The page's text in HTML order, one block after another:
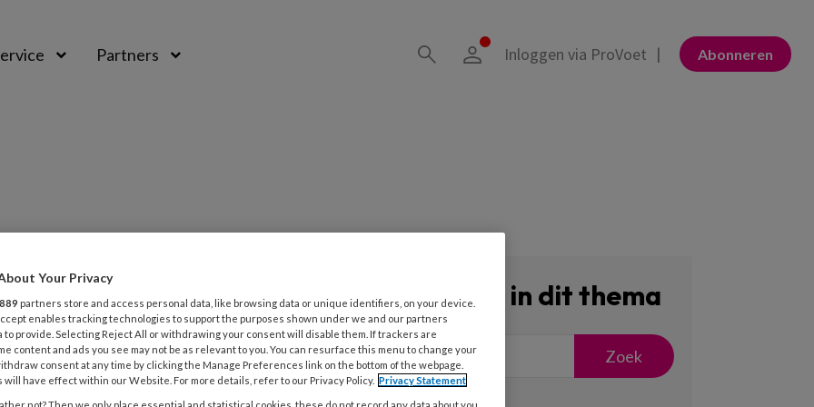
Partners Abonneren
Inloggen via ProVoet
brengen bij potentiële cliënten of
in deze tijd
Zoeken in dit thema
Zoek
Your Privacy
889 partners store and access personal data, like browsing data or unique identifiers, on your device.
enables tracking technologies to support the purposes shown under we and our partners
to provide. Selecting Reject All or withdrawing your consent will disable them. If trackers are
content and ads you see may not be as relevant to you. You can resurface this menu to change your
consent at any time by clicking the Manage Preferences link on the bottom of the webpage.
will have effect within our Website. For more details, refer to our Privacy Policy. Privacy Statement